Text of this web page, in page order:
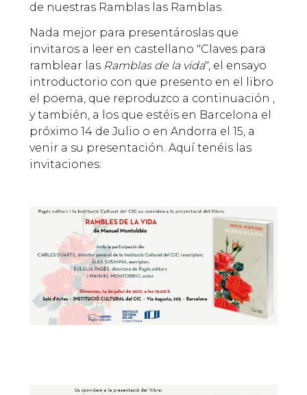
de nuestras Ramblas las Ramblas.
Nada mejor para presentároslas que
invitaros a leer en castellano "Claves para
ramblear las Ramblas de la vida", el ensayo
introductorio con que presento en el libro
el poema, que reproduzco a continuación ,
y también, a los que estéis en Barcelona el
próximo 14 de Julio o en Andorra el 15, a
venir a su presentación. Aquí tenéis las
invitaciones: